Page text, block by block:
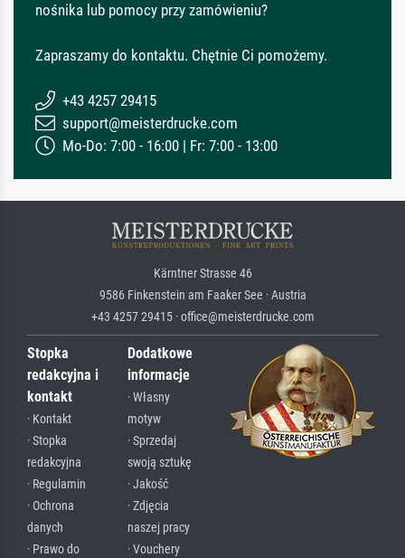
nośnika lub pomocy przy zamówieniu?
Zapraszamy do kontaktu. Chętnie Ci pomożemy.
+43 4257 29415
support@meisterdrucke.com
Mo-Do: 7:00 - 16:00 | Fr: 7:00 - 13:00
Kärntner Strasse 46
9586 Finkenstein am Faaker See · Austria
+43 4257 29415 · office@meisterdrucke.com
Stopka
redakcyjna i
kontakt
· Kontakt
· Stopka
redakcyjna
· Regulamin
· Ochrona
danych
· Prawo do
Dodatkowe
informacje
· Własny
motyw
· Sprzedaj
swoją sztukę
· Jakość
· Zdjęcia
naszej pracy
· Vouchery